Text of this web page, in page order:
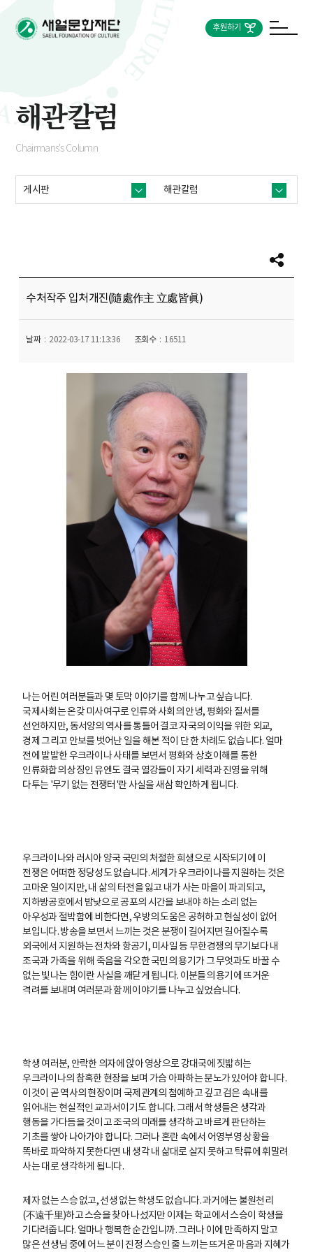
후원하기
해관칼럼
Chairmans's Column
게시판 해관칼럼
수처작주 입처개진(隨處作主 立處皆眞)
날짜 2022-03-17 11:13:36 조회수 16511
나는 어린 여러분들과 몇 토막 이야기를 함께 나누고 싶습니다.
국제사회는 온갖 미사여구로 인류와 사회의 안녕, 평화와 질서를
선언하지만, 동서양의 역사를 통틀어 결코 자국의 이익을 위한 외교,
경제 그리고 안보를 벗어난 일을 해본 적이 단 한 차례도 없습니다. 얼마
전에 발발한 우크라이나 사태를 보면서 평화와 상호이해를 통한
인류화합의 상징인 유엔도 결국 열강들이 자기 세력과 진영을 위해
다투는 '무기 없는 전쟁터'란 사실을 새삼 확인하게 됩니다.
우크라이나와 러시아 양국 국민의 처절한 희생으로 시작되기에 이
전쟁은 어떠한 정당성도 없습니다. 세계가 우크라이나를 지원하는 것은
고마운 일이지만, 내 삶의 터전을 잃고 내가 사는 마을이 파괴되고,
지하방공호에서 밤낮으로 공포의 시간을 보내야 하는 소리 없는
아우성과 절박함에 비한다면, 우방의 도움은 공허하고 현실성이 없어
보입니다. 방송을 보면서 느끼는 것은 분쟁이 길어지면 길어질수록
외국에서 지원하는 전차와 항공기, 미사일 등 무한경쟁의 무기보다 내
조국과 가족을 위해 죽음을 각오한 국민의 용기가 그 무엇과도 바꿀 수
없는 빛나는 힘이란 사실을 깨닫게 됩니다. 이분들의 용기에 뜨거운
격려를 보내며 여러분과 함께 이야기를 나누고 싶었습니다.
학생 여러분, 안락한 의자에 앉아 영상으로 강대국에 짓밟히는
우크라이나의 참혹한 현장을 보며 가슴 아파하는 분노가 있어야 합니다.
이것이 곧 역사의 현장이며 국제관계의 첨예하고 깊고 검은 속내를
읽어내는 현실적인 교과서이기도 합니다. 그래서 학생들은 생각과
행동을 가다듬을 것이고 조국의 미래를 생각하고 바르게 판단하는
기초를 쌓아 나아가야 합니다. 그러나 혼란 속에서 어영부영 상황을
똑바로 파악하지 못한다면 내 생각 내 삶대로 살지 못하고 탁류에 휘말려
사는 대로 생각하게 됩니다.
제자 없는 스승 없고, 선생 없는 학생도 없습니다. 과거에는 불원천리
(不遠千里)하고 스승을 찾아 나섰지만 이제는 학교에서 스승이 학생을
기다려줍니다. 얼마나 행복한 순간입니까. 그러나 이에 만족하지 말고
많은 선생님 중에 어느 분이 진정 스승인 줄 느끼는 뜨거운 마음과 지혜가